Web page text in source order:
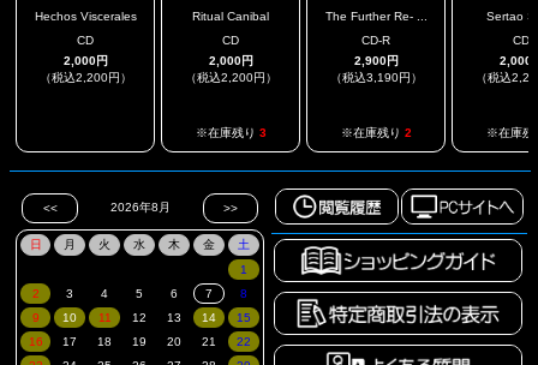
Hechos Viscerales
CD
2,000円
（税込2,200円）
Ritual Canibal
CD
2,000円
（税込2,200円）
※在庫残り 3
The Further Re- ...
CD-R
2,900円
（税込3,190円）
※在庫残り 2
Sertao
CD
2,000
（税込
※在庫残